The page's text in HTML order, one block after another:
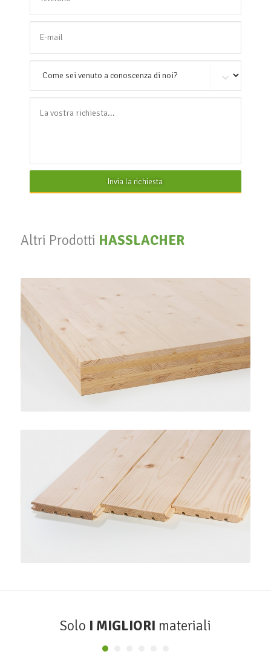
Invia la richiesta
Altri Prodotti HASSLACHER
Pannelli X-LAM
HASSLACHER
Perline e piallati
HASSLACHER
Solo I MIGLIORI materiali